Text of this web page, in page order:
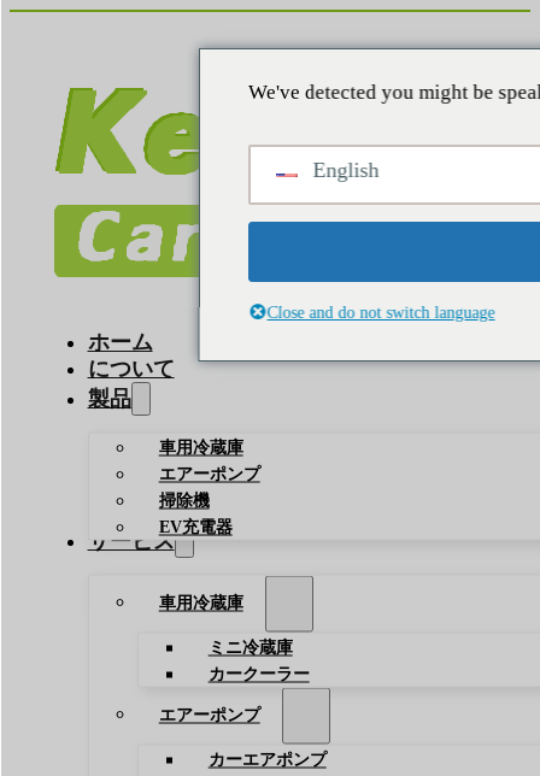
ホーム
について
製品
車用冷蔵庫
エアーポンプ
掃除機
EV充電器
サービス
車用冷蔵庫
ミニ冷蔵庫
カークーラー
エアーポンプ
カーエアポンプ
We've detected you might be
English
Close and do not switch language